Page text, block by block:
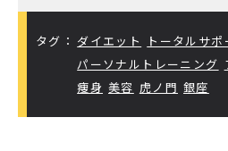
タグ： ダイエット
トータルサポ
パーソナルトレーニング
痩身 美容 虎ノ門 銀座